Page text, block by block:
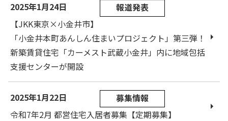
2025年1月24日
報道発表
【JKK東京×小金井市】
「小金井本町あんしん住まいプロジェクト」第三弾！
新築賃貸住宅「カーメスト武蔵小金井」内に地域包括
支援センターが開設
2025年1月22日
募集情報
令和7年2月 都営住宅入居者募集【定期募集】